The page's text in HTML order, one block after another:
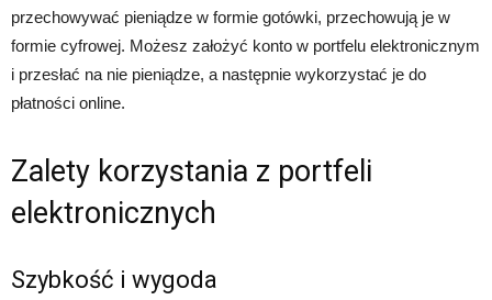
przechowywać pieniądze w formie gotówki, przechowują je w
formie cyfrowej. Możesz założyć konto w portfelu elektronicznym
i przesłać na nie pieniądze, a następnie wykorzystać je do
płatności online.
Zalety korzystania z portfeli
elektronicznych
Szybkość i wygoda